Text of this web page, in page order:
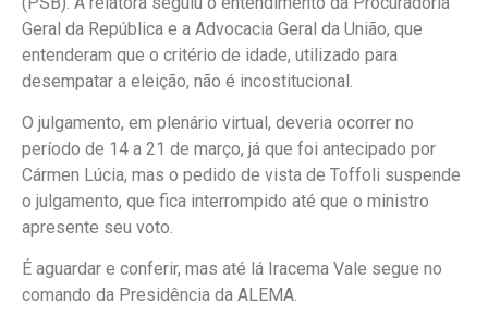
Geral da República e a Advocacia Geral da União, que
entenderam que o critério de idade, utilizado para
desempatar a eleição, não é incostitucional.
O julgamento, em plenário virtual, deveria ocorrer no
período de 14 a 21 de março, já que foi antecipado por
Cármen Lúcia, mas o pedido de vista de Toffoli suspende
o julgamento, que fica interrompido até que o ministro
apresente seu voto.
É aguardar e conferir, mas até lá Iracema Vale segue no
comando da Presidência da ALEMA.